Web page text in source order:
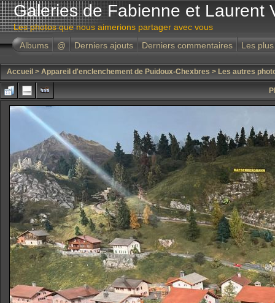
Galeries de Fabienne et Laurent
Les photos que nous aimerions partager avec vous
Albums
@ Derniers ajouts Derniers commentaires Les
Accueil > Appareil d'enclenchement de Puidoux-Chexbres > Les autres